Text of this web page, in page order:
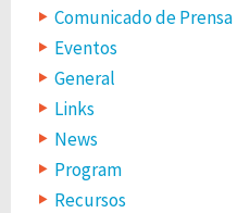
Comunicado de Prensa
Eventos
General
Links
News
Program
Recursos